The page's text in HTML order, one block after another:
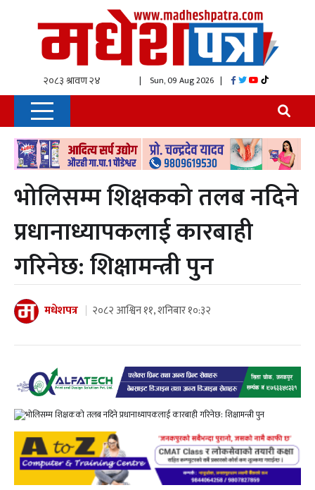
| Sun, 09 Aug 2026 |
भोलिसम्म शिक्षकको तलब नदिने
प्रधानाध्यापकलाई कारबाही
गरिनेछ: शिक्षामन्त्री पुन
मधेशपत्र २०८२ आश्विन ११, शनिबार १०:३२